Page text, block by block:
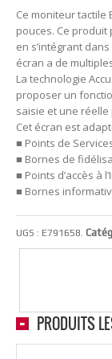
Ce moniteur tactile
pouces. Ce
en s’intégrant
écran a de
La technologie
proposer un
saisie et une
Cet écran est
■ Points de
■ Bornes de
■ Points d’accès à
■ Bornes
UGS : E791658.
PRODUITS